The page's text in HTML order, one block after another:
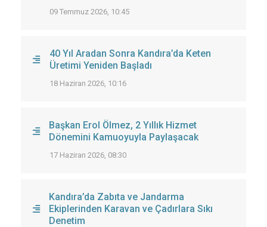
09 Temmuz 2026, 10:45
40 Yıl Aradan Sonra Kandıra’da Keten
Üretimi Yeniden Başladı
18 Haziran 2026, 10:16
Başkan Erol Ölmez, 2 Yıllık Hizmet
Dönemini Kamuoyuyla Paylaşacak
17 Haziran 2026, 08:30
Kandıra’da Zabıta ve Jandarma
Ekiplerinden Karavan ve Çadırlara Sıkı
Denetim